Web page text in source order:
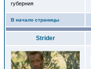
губерния
В начало страницы
Strider